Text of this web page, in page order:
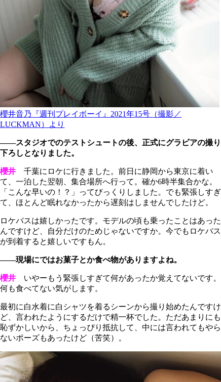
櫻井音乃『週刊プレイボーイ』2021年15号（撮影／
LUCKMAN）より
――スタジオでのテストシュートの後、正式にグラビアの撮り
下ろしとなりました。
櫻井 千葉にロケに行きました。前日に静岡から東京に着い
て、一泊した翌朝、集合場所へ行って。確か6時半集合かな。
「こんな早いの！？」ってびっくりしました。でも緊張しすぎ
て、ほとんど眠れなかったから遅刻はしませんでしたけど。
ロケバスは嬉しかったです。モデルの頃も乗ったことはあった
んですけど、自分だけのためじゃないですか。今でもロケバス
が到着すると嬉しいですもん。
――現場にではお菓子とか食べ物がありますよね。
櫻井 いやーもう緊張しすぎて何があったか覚えてないです。
何も食べてない気がします。
最初に白水着に白シャツを着るシーンから撮り始めたんですけ
ど、言われたようにするだけで精一杯でした。ただあまりにも
恥ずかしいから、ちょっぴり抵抗して、中には言われてもやら
ないポーズもあったけど（苦笑）。